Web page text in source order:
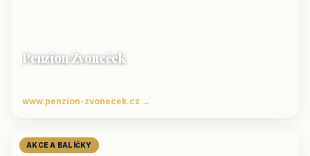
Penzion Zvoneček
www.penzion-zvonecek.cz →
AKCE A BALÍČKY